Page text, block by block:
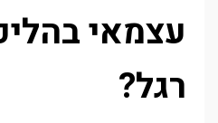
עצמאי
רגל?